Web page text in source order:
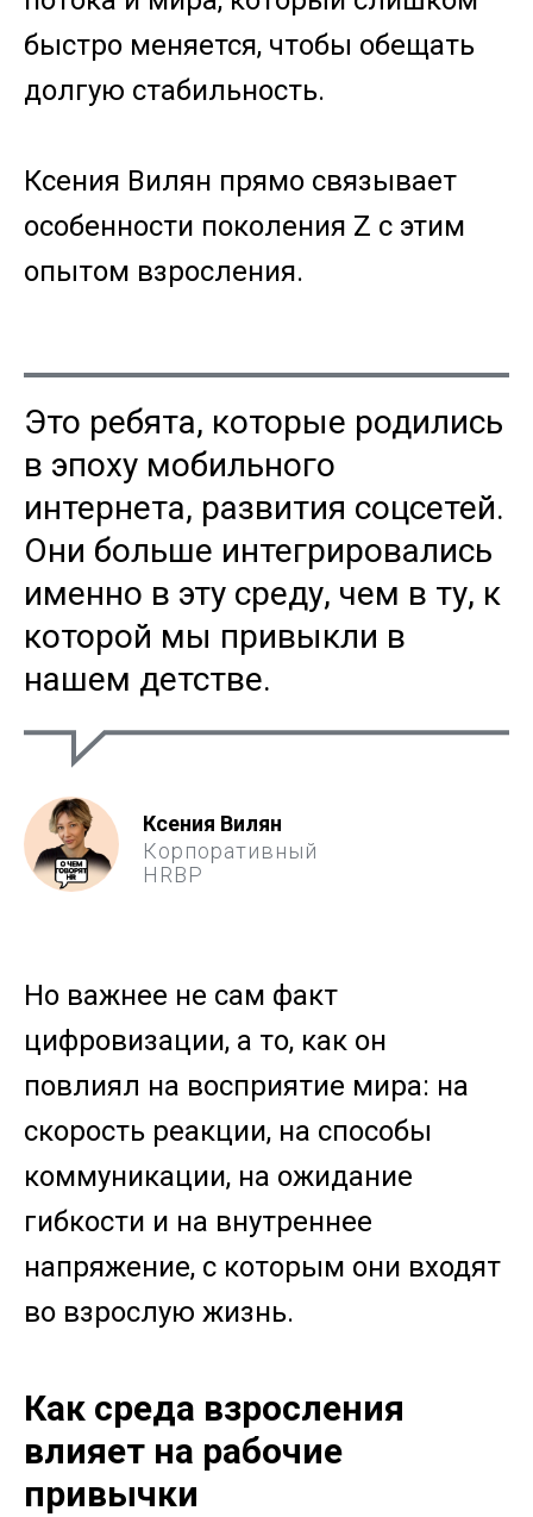
быстро меняется, чтобы обещать
долгую стабильность.
Ксения Вилян прямо связывает
особенности поколения Z с этим
опытом взросления.
Это ребята, которые родились
в эпоху мобильного
интернета, развития соцсетей.
Они больше интегрировались
именно в эту среду, чем в ту, к
которой мы привыкли в
нашем детстве.
Ксения Вилян
Корпоративный
HRBP
Но важнее не сам факт
цифровизации, а то, как он
повлиял на восприятие мира: на
скорость реакции, на способы
коммуникации, на ожидание
гибкости и на внутреннее
напряжение, с которым они входят
во взрослую жизнь.
Как среда взросления
влияет на рабочие
привычки